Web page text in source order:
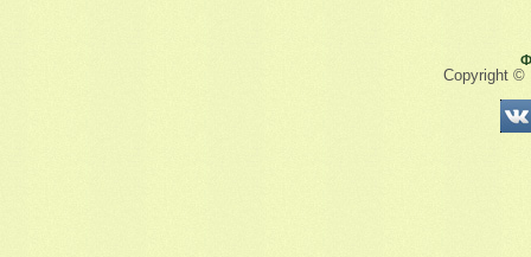
Copyright ©